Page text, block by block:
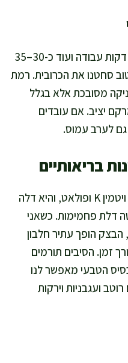
אני מכינה את הבצק הזה בכ-15 דקות עבודה ועוד כ-30–35
סחטנו את הכרובית. רמת
מסובכת אלא בגלל
יציב. אם עובדים
לערב עמוס.
בריאותיים
כרובית עשירה בסיבים, ויטמין C, ויטמין K ופולאט, והיא דלה
דלת פחמימות. כשאני
הבצק הופך עתיר חלבון
זמן. הסיבים תורמים
הטבעי מאפשר לנו
ועגבניות וירקות